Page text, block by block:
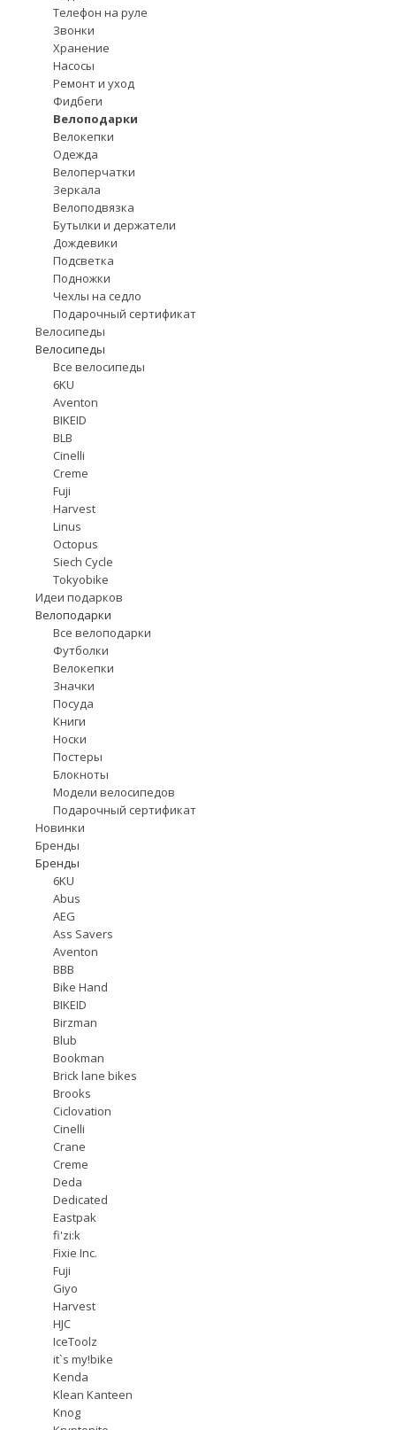
Телефон на руле
Звонки
Хранение
Насосы
Ремонт и уход
Фидбеги
Велоподарки
Велокепки
Одежда
Велоперчатки
Зеркала
Велоподвязка
Бутылки и держатели
Дождевики
Подсветка
Подножки
Чехлы на седло
Подарочный сертификат
Велосипеды
Велосипеды
Все велосипеды
6KU
Aventon
BIKEID
BLB
Cinelli
Creme
Fuji
Harvest
Linus
Octopus
Siech Cycle
Tokyobike
Идеи подарков
Велоподарки
Все велоподарки
Футболки
Велокепки
Значки
Посуда
Книги
Носки
Постеры
Блокноты
Модели велосипедов
Подарочный сертификат
Новинки
Бренды
Бренды
6KU
Abus
AEG
Ass Savers
Aventon
BBB
Bike Hand
BIKEID
Birzman
Blub
Bookman
Brick lane bikes
Brooks
Ciclovation
Cinelli
Crane
Creme
Deda
Dedicated
Eastpak
fi'zi:k
Fixie Inc.
Fuji
Giyo
Harvest
HJC
IceToolz
it`s my!bike
Kenda
Klean Kanteen
Knog